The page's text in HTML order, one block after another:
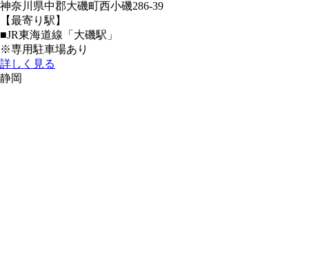
神奈川県中郡大磯町西小磯286-39
【最寄り駅】
■JR東海道線「大磯駅」
※専用駐車場あり
詳しく見る
静岡